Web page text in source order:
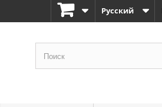
Русский